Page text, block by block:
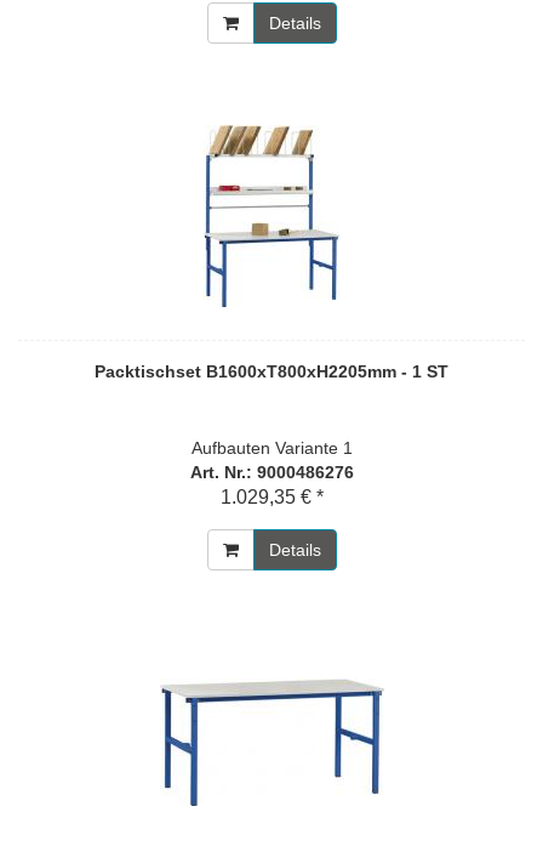
Details
Packtischset B1600xT800xH2205mm - 1 ST
Aufbauten Variante 1
Art. Nr.: 9000486276
1.029,35 € *
Details